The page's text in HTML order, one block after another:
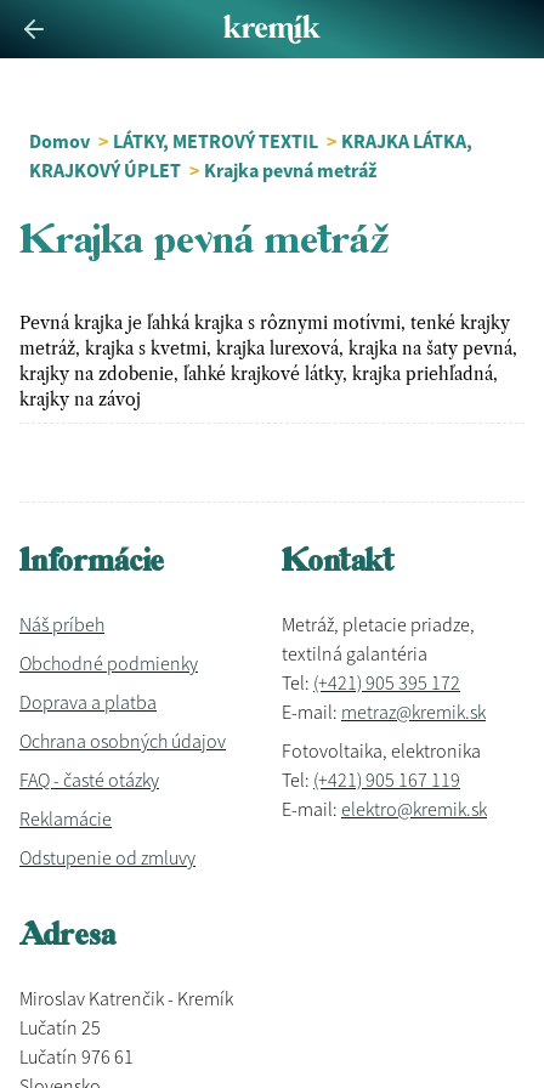
Domov > LÁTKY, METROVÝ TEXTIL > KRAJKA LÁTKA,
KRAJKOVÝ ÚPLET > Krajka pevná metráž
Krajka pevná metráž
Pevná krajka je ľahká krajka s rôznymi motívmi, tenké krajky
metráž, krajka s kvetmi, krajka lurexová, krajka na šaty pevná,
krajky na zdobenie, ľahké krajkové látky, krajka priehľadná,
krajky na závoj
Informácie
Náš príbeh
Obchodné podmienky
Doprava a platba
Ochrana osobných údajov
FAQ - časté otázky
Reklamácie
Odstupenie od zmluvy
Kontakt
Metráž, pletacie priadze,
textilná galantéria
Tel: (+421) 905 395 172
E-mail: metraz@kremik.sk
Fotovoltaika, elektronika
Tel: (+421) 905 167 119
E-mail: elektro@kremik.sk
Adresa
Miroslav Katrenčik - Kremík
Lučatín 25
Lučatín 976 61